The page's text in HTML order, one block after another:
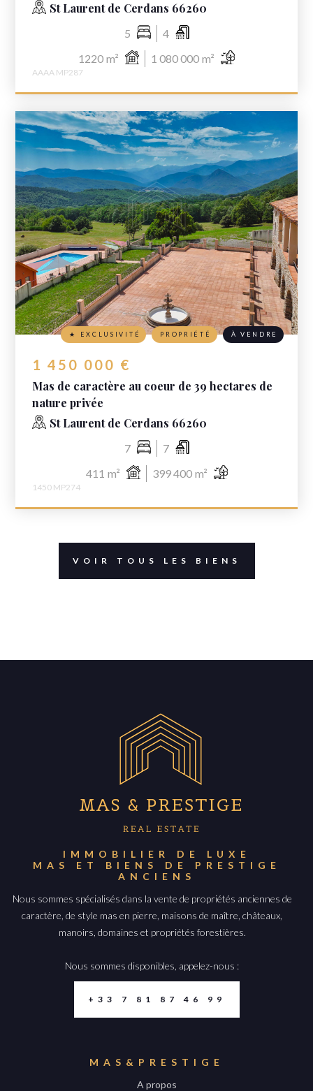
St Laurent de Cerdans 66260
5
4
1220 m² 1 080 000 m²
AAAA MP287
★ EXCLUSIVITÉ PROPRIÉTÉ À VENDRE
1 450 000 €
Mas de caractère au coeur de 39 hectares de
nature privée
St Laurent de Cerdans 66260
7
7
411 m² 399 400 m²
1450 MP274
VOIR TOUS LES BIENS
IMMOBILIER DE LUXE
MAS ET BIENS DE PRESTIGE
ANCIENS
Nous sommes spécialisés dans la vente de propriétés anciennes de
caractère, de style mas en pierre, maisons de maître, châteaux,
manoirs, domaines et propriétés forestières.
Nous sommes disponibles, appelez-nous :
+33 7 81 87 46 99
MAS&PRESTIGE
A propos